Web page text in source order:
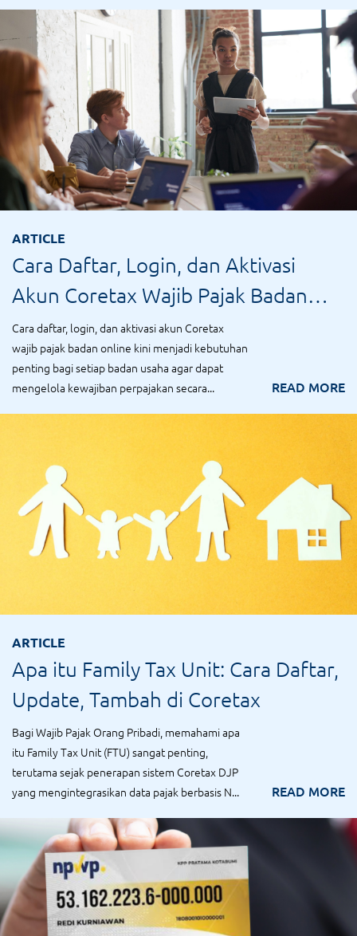
ARTICLE
Cara Daftar, Login, dan Aktivasi
Akun Coretax Wajib Pajak Badan
Secara Online
Cara daftar, login, dan aktivasi akun Coretax
wajib pajak badan online kini menjadi kebutuhan
penting bagi setiap badan usaha agar dapat
mengelola kewajiban perpajakan secara...
READ MORE
ARTICLE
Apa itu Family Tax Unit: Cara Daftar,
Update, Tambah di Coretax
Bagi Wajib Pajak Orang Pribadi, memahami apa
itu Family Tax Unit (FTU) sangat penting,
terutama sejak penerapan sistem Coretax DJP
yang mengintegrasikan data pajak berbasis N...
READ MORE